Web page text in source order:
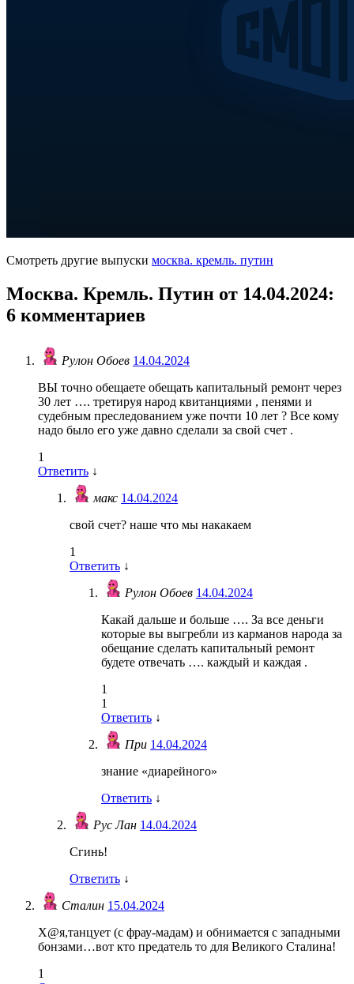
Смотреть другие выпуски москва. кремль. путин
Москва. Кремль. Путин от 14.04.2024:
6 комментариев
Рулон Обоев 14.04.2024
ВЫ точно обещаете обещать капитальный ремонт через
30 лет …. третируя народ квитанциями , пенями и
судебным преследованием уже почти 10 лет ? Все кому
надо было его уже давно сделали за свой счет .
1
Ответить ↓
макс 14.04.2024
свой счет? наше что мы накакаем
1
Ответить ↓
Рулон Обоев 14.04.2024
Какай дальше и больше …. За все деньги
которые вы выгребли из карманов народа за
обещание сделать капитальный ремонт
будете отвечать …. каждый и каждая .
1
1
Ответить ↓
При 14.04.2024
знание «диарейного»
Ответить ↓
Рус Лан 14.04.2024
Сгинь!
Ответить ↓
Сталин 15.04.2024
Х@я,танцует (с фрау-мадам) и обнимается с западными
бонзами…вот кто предатель то для Великого Сталина!
1